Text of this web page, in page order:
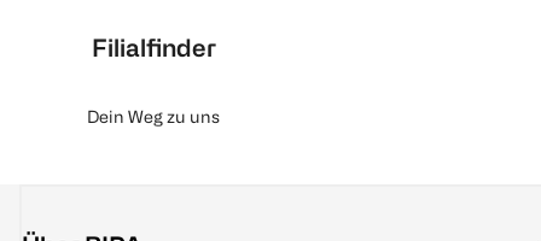
Filialfinder
Dein Weg zu uns